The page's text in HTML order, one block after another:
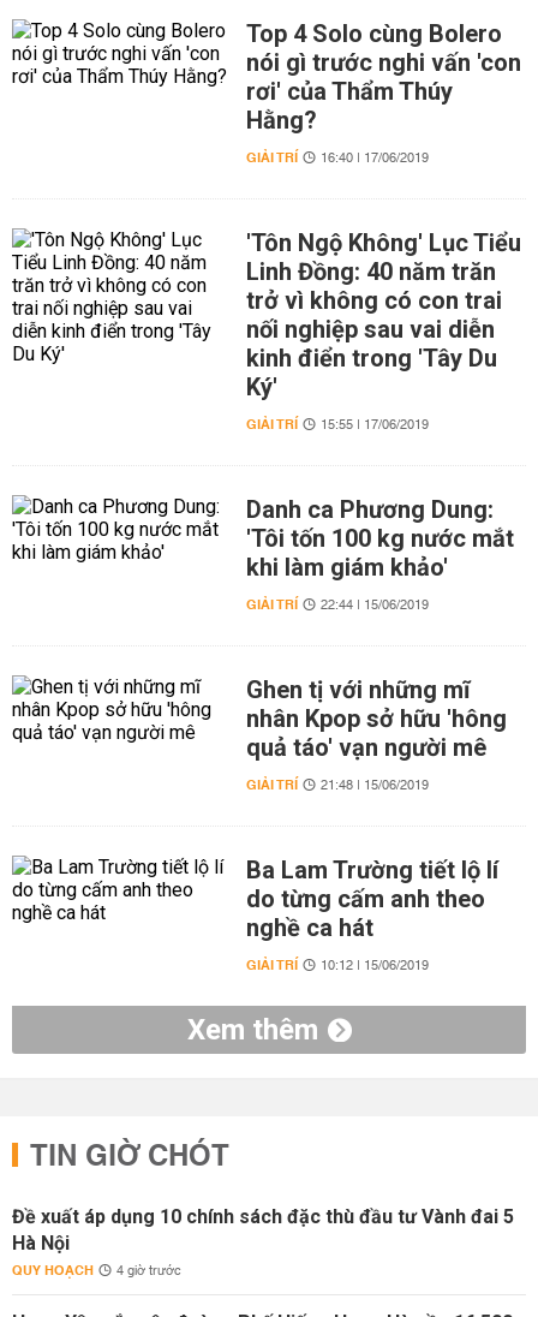
Top 4 Solo cùng Bolero
nói gì trước nghi vấn 'con
rơi' của Thẩm Thúy
Hằng?
GIẢI TRÍ 16:40 | 17/06/2019
'Tôn Ngộ Không' Lục Tiểu
Linh Đồng: 40 năm trăn
trở vì không có con trai
nối nghiệp sau vai diễn
kinh điển trong 'Tây Du
Ký'
GIẢI TRÍ 15:55 | 17/06/2019
Danh ca Phương Dung:
'Tôi tốn 100 kg nước mắt
khi làm giám khảo'
GIẢI TRÍ 22:44 | 15/06/2019
Ghen tị với những mĩ
nhân Kpop sở hữu 'hông
quả táo' vạn người mê
GIẢI TRÍ 21:48 | 15/06/2019
Ba Lam Trường tiết lộ lí
do từng cấm anh theo
nghề ca hát
GIẢI TRÍ 10:12 | 15/06/2019
Xem thêm
TIN GIỜ CHÓT
Đề xuất áp dụng 10 chính sách đặc thù đầu tư Vành đai 5
Hà Nội
QUY HOẠCH 4 giờ trước